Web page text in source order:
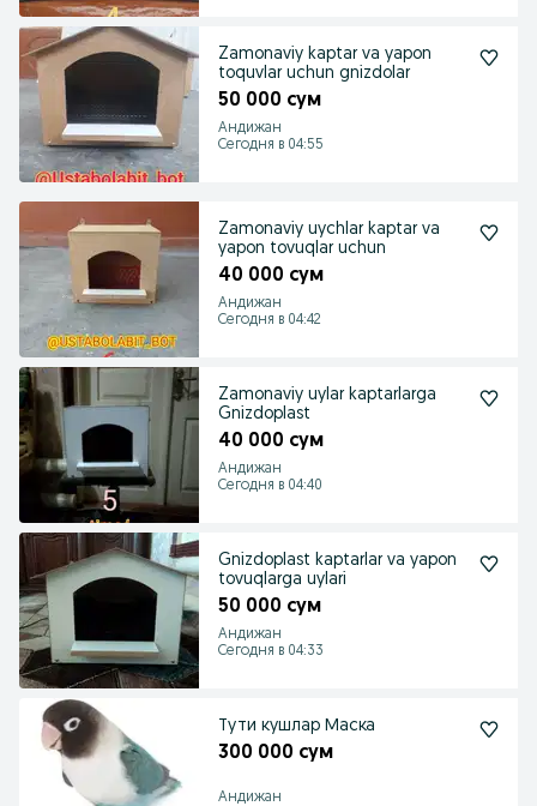
Zamonaviy kaptar va yapon
toquvlar uchun gnizdolar
50 000 сум
Андижан
Сегодня в 04:55
Zamonaviy uychlar kaptar va
yapon tovuqlar uchun
40 000 сум
Андижан
Сегодня в 04:42
Zamonaviy uylar kaptarlarga
Gnizdoplast
40 000 сум
Андижан
Сегодня в 04:40
Gnizdoplast kaptarlar va yapon
tovuqlarga uylari
50 000 сум
Андижан
Сегодня в 04:33
Тути кушлар Маска
300 000 сум
Андижан